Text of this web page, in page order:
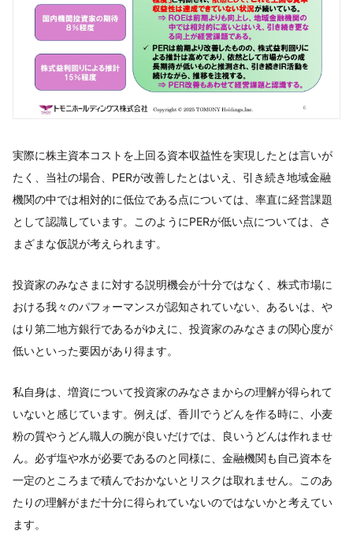
実際に株主資本コストを上回る資本収益性を実現したとは言いが
たく、当社の場合、PERが改善したとはいえ、引き続き地域金融
機関の中では相対的に低位である点については、率直に経営課題
として認識しています。このようにPERが低い点については、さ
まざまな仮説が考えられます。
投資家のみなさまに対する説明機会が十分ではなく、株式市場に
おける我々のパフォーマンスが認知されていない、あるいは、や
はり第二地方銀行であるがゆえに、投資家のみなさまの関心度が
低いといった要因があり得ます。
私自身は、増資について投資家のみなさまからの理解が得られて
いないと感じています。例えば、香川でうどんを作る時に、小麦
粉の質やうどん職人の腕が良いだけでは、良いうどんは作れませ
ん。必ず塩や水が必要であるのと同様に、金融機関も自己資本を
一定のところまで積んでおかないとリスクは取れません。このあ
たりの理解がまだ十分に得られていないのではないかと考えてい
ます。